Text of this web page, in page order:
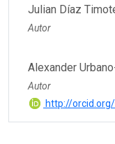
Julian Díaz
Autor
Alexander
Autor
http://